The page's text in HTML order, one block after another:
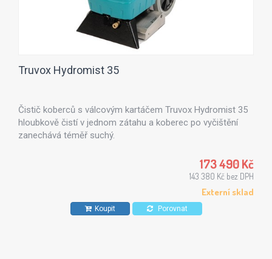
Truvox Hydromist 35
Čistič koberců s válcovým kartáčem Truvox Hydromist 35
hloubkově čistí v jednom zátahu a koberec po vyčištění
zanechává téměř suchý.
173 490 Kč
143 380 Kč bez DPH
Externí sklad
Koupit Porovnat